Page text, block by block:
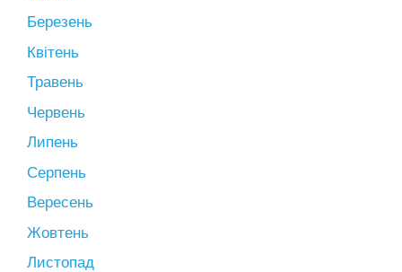
Березень
Квітень
Травень
Червень
Липень
Серпень
Вересень
Жовтень
Листопад